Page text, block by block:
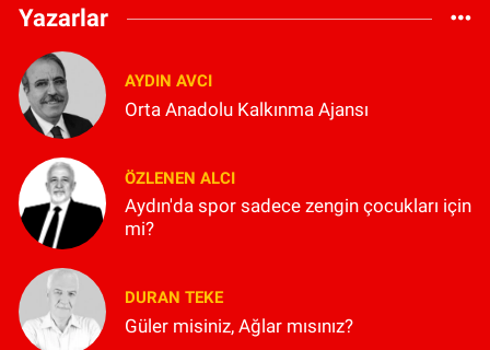
Yazarlar
AYDIN AVCI
Orta Anadolu Kalkınma Ajansı
ÖZLENEN ALCI
Aydın'da spor sadece zengin çocukları için
mi?
DURAN TEKE
Güler misiniz, Ağlar mısınız?